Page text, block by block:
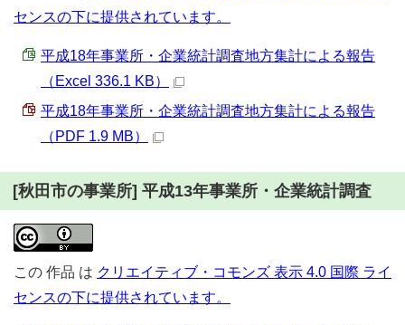
センスの下に提供されています。
平成18年事業所・企業統計調査地方集計による報告
（Excel 336.1 KB）
平成18年事業所・企業統計調査地方集計による報告
（PDF 1.9 MB）
[秋田市の事業所] 平成13年事業所・企業統計調査
この 作品 は クリエイティブ・コモンズ 表示 4.0 国際 ライ
センスの下に提供されています。